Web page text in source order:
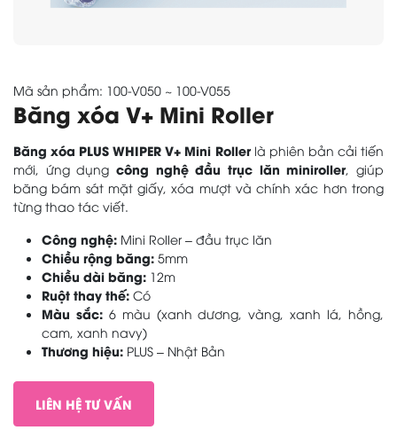
Mã sản phẩm: 100-V050 ~ 100-V055
Băng xóa V+ Mini Roller
Băng xóa PLUS WHIPER V+ Mini Rollerlà phiên bản cải tiến
mới, ứng dụng công nghệ đầu trục lăn miniroller, giúp
băng bám sát mặt giấy, xóa mượt và chính xác hơn trong
từng thao tác viết.
Công nghệ: Mini Roller – đầu trục lăn
Chiều rộng băng: 5mm
Chiều dài băng: 12m
Ruột thay thế: Có
Màu sắc:6 màu (xanh dương, vàng, xanh lá, hồng,
cam, xanh navy)
Thương hiệu: PLUS – Nhật Bản
LIÊN HỆ TƯ VẤN